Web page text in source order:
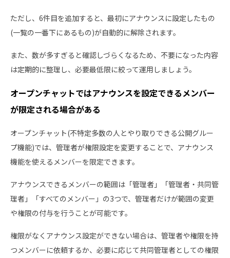
ただし、6件目を追加すると、最初にアナウンスに設定したもの
(一覧の一番下にあるもの)が自動的に解除されます。
また、数が多すぎると確認しづらくなるため、不要になった内容
は定期的に整理し、必要最低限に絞って運用しましょう。
オープンチャットではアナウンスを設定できるメンバー
が限定される場合がある
オープンチャット(不特定多数の人とやり取りできる公開グルー
プ機能)では、管理者が権限設定を変更することで、アナウンス
機能を使えるメンバーを限定できます。
アナウンスできるメンバーの範囲は「管理者」「管理者・共同管
理者」「すべてのメンバー」の3つで、管理者だけが範囲の変更
や権限の付与を行うことが可能です。
権限がなくアナウンス設定ができない場合は、管理者や権限を持
つメンバーに依頼するか、必要に応じて共同管理者としての権限